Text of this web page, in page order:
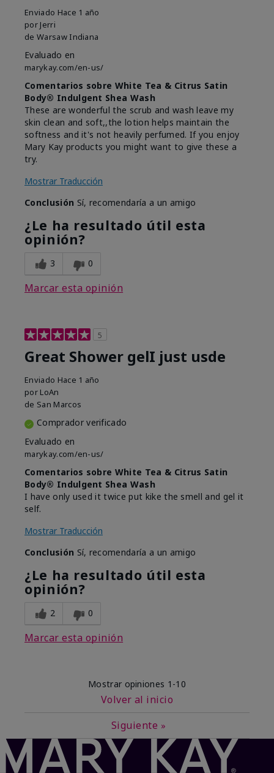
Enviado Hace 1 año
por Jerri
de Warsaw Indiana
Evaluado en
marykay.com/en-us/
Comentarios sobre White Tea & Citrus Satin
Body® Indulgent Shea Wash
These are wonderful the scrub and wash leave my
skin clean and soft,,the lotion helps maintain the
softness and it's not heavily perfumed. If you enjoy
Mary Kay products you might want to give these a
try.
Mostrar Traducción
Conclusión Sí, recomendaría a un amigo
¿Le ha resultado útil esta
opinión?
3 0
Marcar esta opinión
5
Great Shower gelI just usde
Enviado Hace 1 año
por LoAn
de San Marcos
Comprador verificado
Evaluado en
marykay.com/en-us/
Comentarios sobre White Tea & Citrus Satin
Body® Indulgent Shea Wash
I have only used it twice put kike the smell and gel it
self.
Mostrar Traducción
Conclusión Sí, recomendaría a un amigo
¿Le ha resultado útil esta
opinión?
2 0
Marcar esta opinión
Mostrar opiniones 1-10
Volver al inicio
Siguiente »